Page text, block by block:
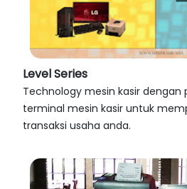
Level Series
Technology mesin kasir dengan
terminal mesin kasir untuk
transaksi usaha anda.